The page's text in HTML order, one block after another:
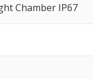
Chamber IP67